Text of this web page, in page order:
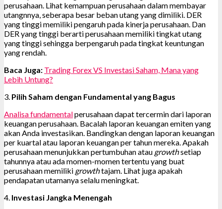
perusahaan. Lihat kemampuan perusahaan dalam membayar
utangnnya, seberapa besar beban utang yang dimiliki. DER
yang tinggi memiliki pengaruh pada kinerja perusahaan. Dan
DER yang tinggi berarti perusahaan memiliki tingkat utang
yang tinggi sehingga berpengaruh pada tingkat keuntungan
yang rendah.
Baca Juga: Trading Forex VS Investasi Saham, Mana yang
Lebih Untung?
3. Pilih Saham dengan Fundamental yang Bagus
Analisa fundamentalperusahaan dapat tercermin dari laporan
keuangan perusahaan. Bacalah laporan keuangan emiten yang
akan Anda investasikan. Bandingkan dengan laporan keuangan
per kuartal atau laporan keuangan per tahun mereka. Apakah
perusahaan menunjukkan pertumbuhan atau growthsetiap
tahunnya atau ada momen-momen tertentu yang buat
perusahaan memiliki growthtajam. Lihat juga apakah
pendapatan utamanya selalu meningkat.
4. Investasi Jangka Menengah